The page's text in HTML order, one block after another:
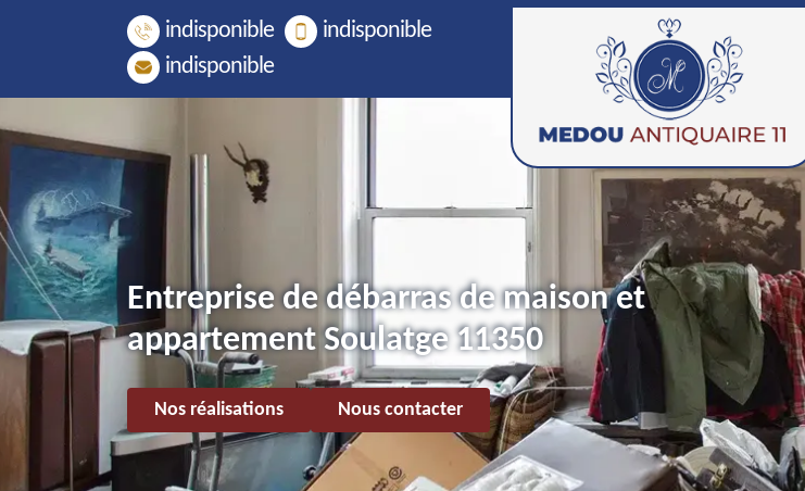
indisponible
indisponible
indisponible
Entreprise de débarras de maison et
appartement Soulatge 11350
Nos réalisations Nous contacter